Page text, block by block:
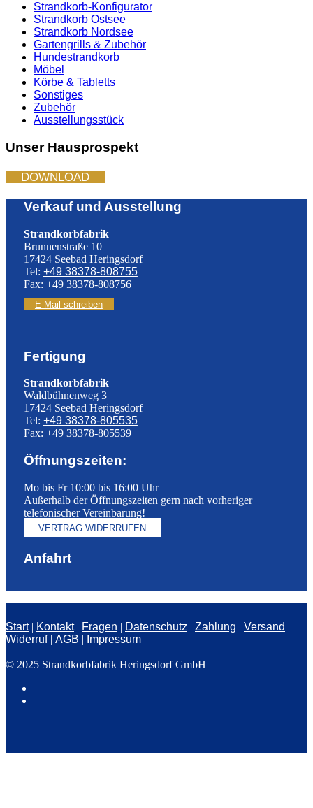
Strandkorb-Konfigurator
Strandkorb Ostsee
Strandkorb Nordsee
Gartengrills & Zubehör
Hundestrandkorb
Möbel
Körbe & Tabletts
Sonstiges
Zubehör
Ausstellungsstück
Unser Hausprospekt
DOWNLOAD
Verkauf und Ausstellung
Strandkorbfabrik
Brunnenstraße 10
17424 Seebad Heringsdorf
Tel: +49 38378-808755
Fax: +49 38378-808756
E-Mail schreiben
Fertigung
Strandkorbfabrik
Waldbühnenweg 3
17424 Seebad Heringsdorf
Tel: +49 38378-805535
Fax: +49 38378-805539
Öffnungszeiten:
Mo bis Fr 10:00 bis 16:00 Uhr
Außerhalb der Öffnungszeiten gern nach vorheriger
telefonischer Vereinbarung!
VERTRAG WIDERRUFEN
Anfahrt
Start| Kontakt| Fragen | Datenschutz | Zahlung | Versand |
Widerruf| AGB | Impressum
© 2025 Strandkorbfabrik Heringsdorf GmbH